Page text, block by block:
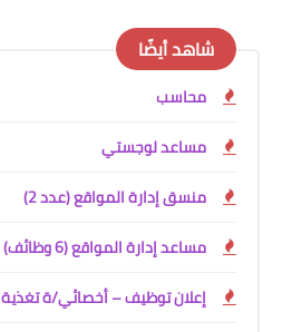
شاهد أيضًا
محاسب
مساعد لوجستي
منسق إدارة المواقع (عدد 2)
مساعد إدارة المواقع (6 وظائف)
إعلان توظيف – أخصائي/ة تغذية